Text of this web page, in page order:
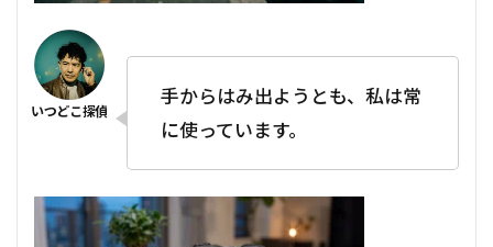
手からはみ出ようとも、私は常
に使っています。